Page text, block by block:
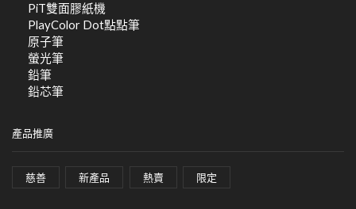
PiT雙面膠紙機
PlayColor Dot點點筆
原子筆
螢光筆
鉛筆
鉛芯筆
產品推廣
慈善 新產品 熱賣 限定